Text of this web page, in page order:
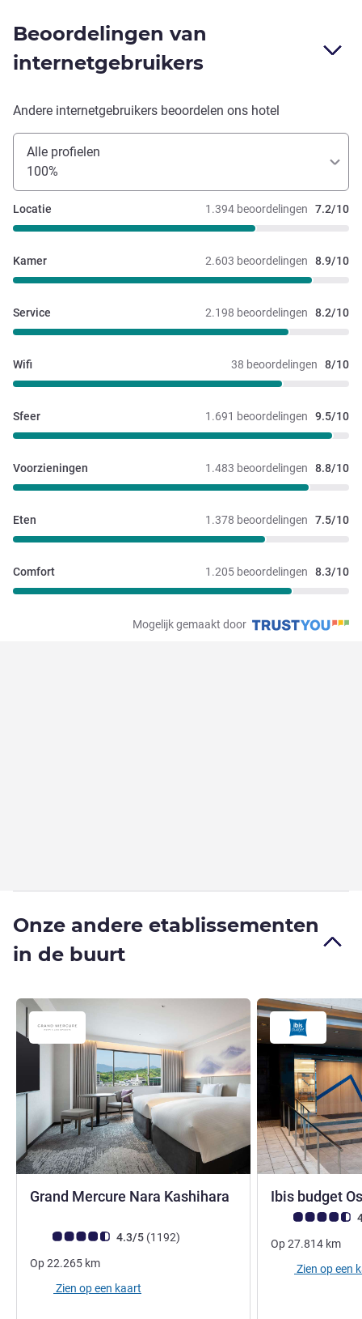
Beoordelingen van
internetgebruikers
Andere internetgebruikers beoordelen ons hotel
Alle profielen
100%
1.394 beoordelingen 7.2/10
Locatie
2.603 beoordelingen 8.9/10
Kamer
2.198 beoordelingen 8.2/10
Service
38 beoordelingen 8/10
Wifi
1.691 beoordelingen 9.5/10
Sfeer
1.483 beoordelingen 8.8/10
Voorzieningen
1.378 beoordelingen 7.5/10
Eten
1.205 beoordelingen 8.3/10
Comfort
Mogelijk gemaakt door
Onze andere etablissementen
in de buurt
Grand Mercure Nara Kashihara 5 sterren
Avis-klantbeoordeling (ALL beoordeling)
4.3/5 (1192beoordelingen
)
Op22.265 km
Zien op een kaart
Ibis budget
Avis-
Op27.814 km
Zien op een